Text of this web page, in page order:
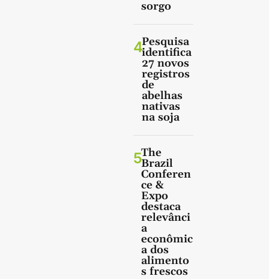
sorgo
4Pesquisa
identifica
27 novos
registros
de
abelhas
nativas
na soja
5The
Brazil
Conferen
ce &
Expo
destaca
relevânci
a
econômic
a dos
alimento
s frescos